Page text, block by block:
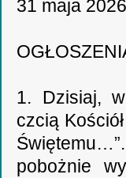
31 maja 2026
1. Dzisiaj,
czcią
pobożnie